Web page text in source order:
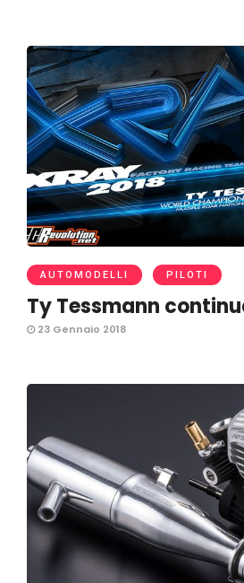
AUTOMODELLI PILOTI
Ty Tessmann
23 Gennaio 2018